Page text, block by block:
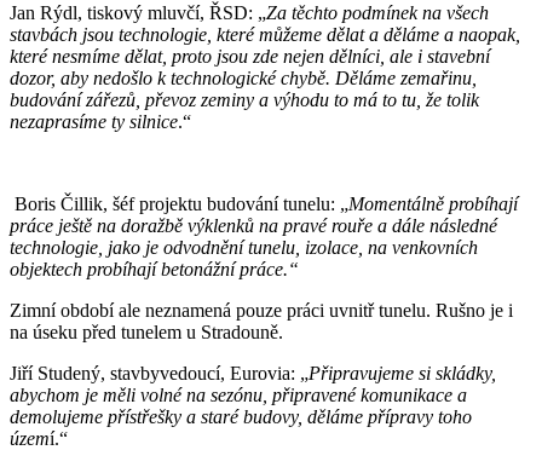
Jan Rýdl, tiskový mluvčí, ŘSD: „Za těchto podmínek na všech
stavbách jsou technologie, které můžeme dělat a děláme a naopak,
které nesmíme dělat, proto jsou zde nejen dělníci, ale i stavební
dozor, aby nedošlo k technologické chybě. Děláme zemařinu,
budování zářezů, převoz zeminy a výhodu to má to tu, že tolik
nezaprasíme ty silnice.“
Boris Čillik, šéf projektu budování tunelu: „Momentálně probíhají
práce ještě na doražbě výklenků na pravé rouře a dále následné
technologie, jako je odvodnění tunelu, izolace, na venkovních
objektech probíhají betonážní práce.“
Zimní období ale neznamená pouze práci uvnitř tunelu. Rušno je i
na úseku před tunelem u Stradouně.
Jiří Studený, stavbyvedoucí, Eurovia: „Připravujeme si skládky,
abychom je měli volné na sezónu, připravené komunikace a
demolujeme přístřešky a staré budovy, děláme přípravy toho
území.“